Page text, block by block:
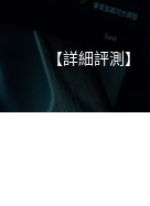
【詳細評測】